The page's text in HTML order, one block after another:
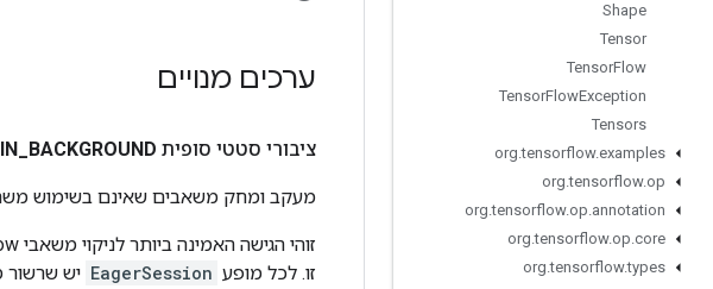
Shape
Tensor
TensorFlow
TensorFlowException
Tensors
org.tensorflow.examples
org.tensorflow.op
org.tensorflow.op.annotation
org.tensorflow.op.core
org.tensorflow.types
ערכים מנויים
ציבורי סטטי סופית Eager IN BACKGROUND
מעקב ומחק משאבים שאינם בשימוש
זו. לכל מופע EagerSession יש